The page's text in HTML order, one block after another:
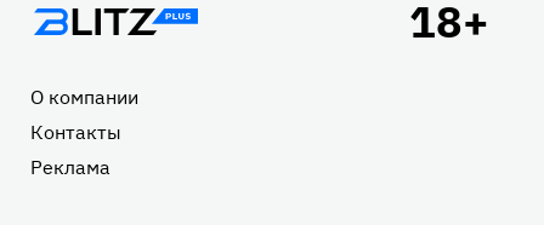
Подвал
О компании
Контакты
Реклама